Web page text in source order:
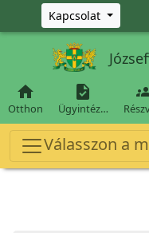
Ugrás a fő tartalomra
Kapcsolat

Otthon

Ügyintéz…
Válasszon a